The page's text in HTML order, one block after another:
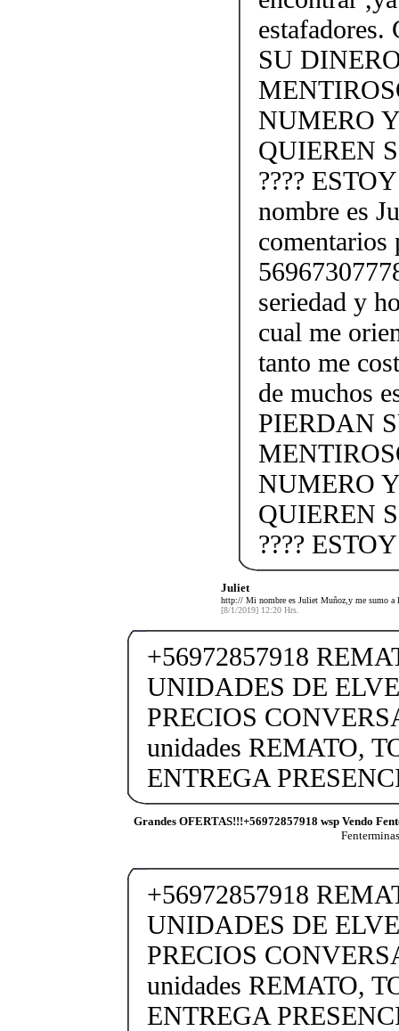
SU
NUMERO
QUIEREN
????
nombre es
comentarios
seriedad y
cual me
tanto me
de muchos
PIERDAN
NUMERO
QUIEREN
????
Juliet
http:// Mi nombre es Juliet Muñoz,y me sumo a
[8/1/2019] 12:20 Hrs.
+56972857918
UNIDADES DE
PRECIOS
unidades REMATO,
ENTREGA
Grandes OFERTAS!!!+56972857918 wsp Vendo
+56972857918
UNIDADES DE
PRECIOS
unidades REMATO,
ENTREGA